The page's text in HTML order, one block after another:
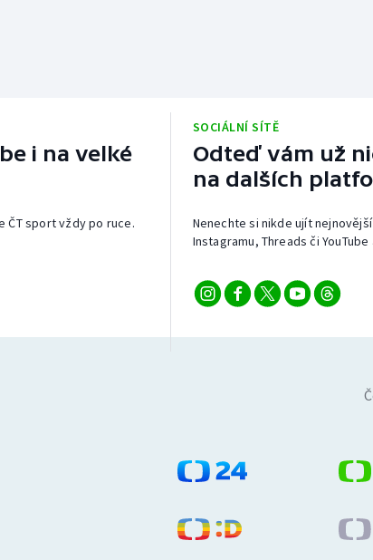
i na velké
ČT sport vždy po ruce.
SOCIÁLNÍ SÍTĚ
Odteď vám už
na dalších
Nenechte si nikde ujít
Instagramu, Threads či